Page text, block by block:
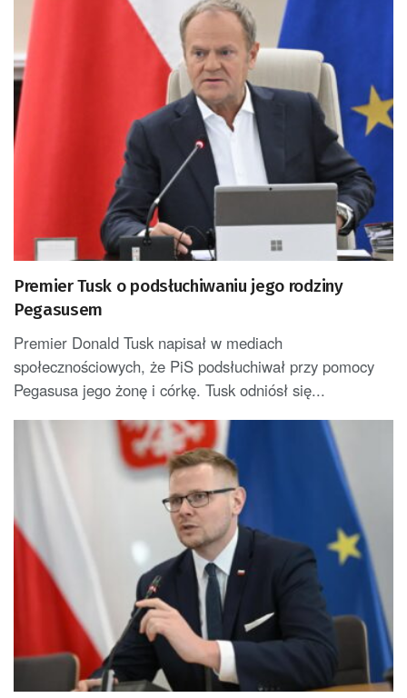
Premier Tusk o podsłuchiwaniu jego rodziny
Pegasusem
Premier Donald Tusk napisał w mediach
społecznościowych, że PiS podsłuchiwał przy pomocy
Pegasusa jego żonę i córkę. Tusk odniósł się...